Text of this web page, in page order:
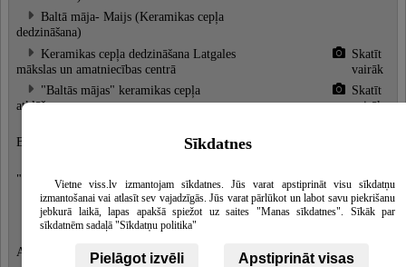
Baltā māja- Maijs (Keramikas cepļa
dedzināšana)
Keramikas cepļa dedzināšana Latgales
mākslas un amatniecības centrā
Skatīt
vairāk
"Baltās mājas" keramikas cepļa
atklāšana
Skatīt
vairāk
Bruknas muižā
"Akminīši 2010"
Plenērs BRUKNA 2009
Skatīt
vairāk
Gleznotāju un keramiķu plenērs
Akminīši 2009
vairāk
Sīkdatnes
Vietne viss.lv izmantojam sīkdatnes. Jūs varat apstiprināt visu sīkdatņu
izmantošanai vai atlasīt sev vajadzīgās. Jūs varat pārlūkot un labot savu piekrišanu
jebkurā laikā, lapas apakšā spiežot uz saites "Manas sīkdatnes". Sīkāk par
sīkdatnēm sadaļā "Sīkdatņu politika"
Pielāgot izvēli Apstiprināt visas